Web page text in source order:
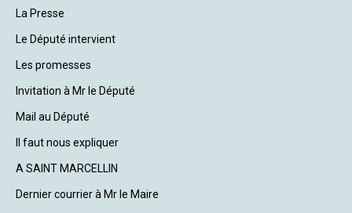
La Presse
Le Député intervient
Les promesses
Invitation à Mr le Député
Mail au Député
Il faut nous expliquer
A SAINT MARCELLIN
Dernier courrier à Mr le Maire